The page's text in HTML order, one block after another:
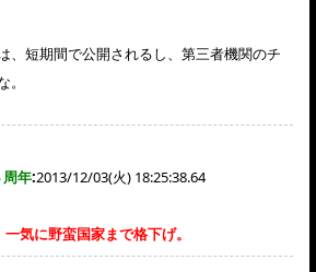
、短期間で公開されるし、第三者機関のチ
年:2013/12/03(火) 18:25:38.64
気に野蛮国家まで格下げ。